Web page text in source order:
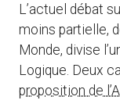
L’actuel débat
moins partielle,
Monde, divise
Logique. Deux
proposition de